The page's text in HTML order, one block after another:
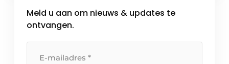
intuïtiever worden. Voor VEGA is deze […]
Meld u aan om nieuws & updates te
ontvangen.